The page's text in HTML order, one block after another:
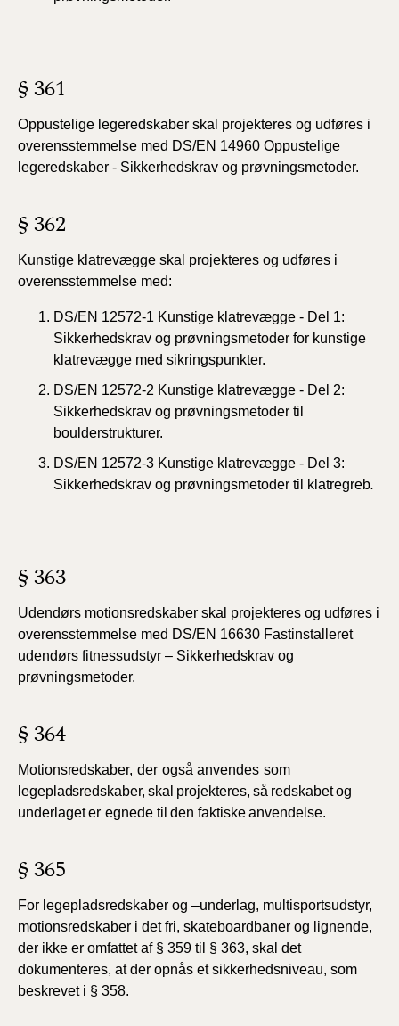
§ 361
Oppustelige legeredskaber skal projekteres og udføres i
overensstemmelse med DS/EN 14960 Oppustelige
legeredskaber - Sikkerhedskrav og prøvningsmetoder.
§ 362
Kunstige klatrevægge skal projekteres og udføres i
overensstemmelse med:
DS/EN 12572-1 Kunstige klatrevægge - Del 1:
Sikkerhedskrav og prøvningsmetoder for kunstige
klatrevægge med sikringspunkter.
DS/EN 12572-2 Kunstige klatrevægge - Del 2:
Sikkerhedskrav og prøvningsmetoder til
boulderstrukturer.
DS/EN 12572-3 Kunstige klatrevægge - Del 3:
Sikkerhedskrav og prøvningsmetoder til klatregreb.
§ 363
Udendørs motionsredskaber skal projekteres og udføres i
overensstemmelse med DS/EN 16630 Fastinstalleret
udendørs fitnessudstyr – Sikkerhedskrav og
prøvningsmetoder.
§ 364
Motionsredskaber, der også anvendes som
legepladsredskaber, skal projekteres, så redskabetog
underlageter egnede til den faktiske anvendelse.
§ 365
For legepladsredskaber og –underlag, multisportsudstyr,
motionsredskaber i det fri, skateboardbaner og lignende,
der ikke er omfattet af § 359 til § 363, skal det
dokumenteres, at der opnås et sikkerhedsniveau, som
beskrevet i § 358.